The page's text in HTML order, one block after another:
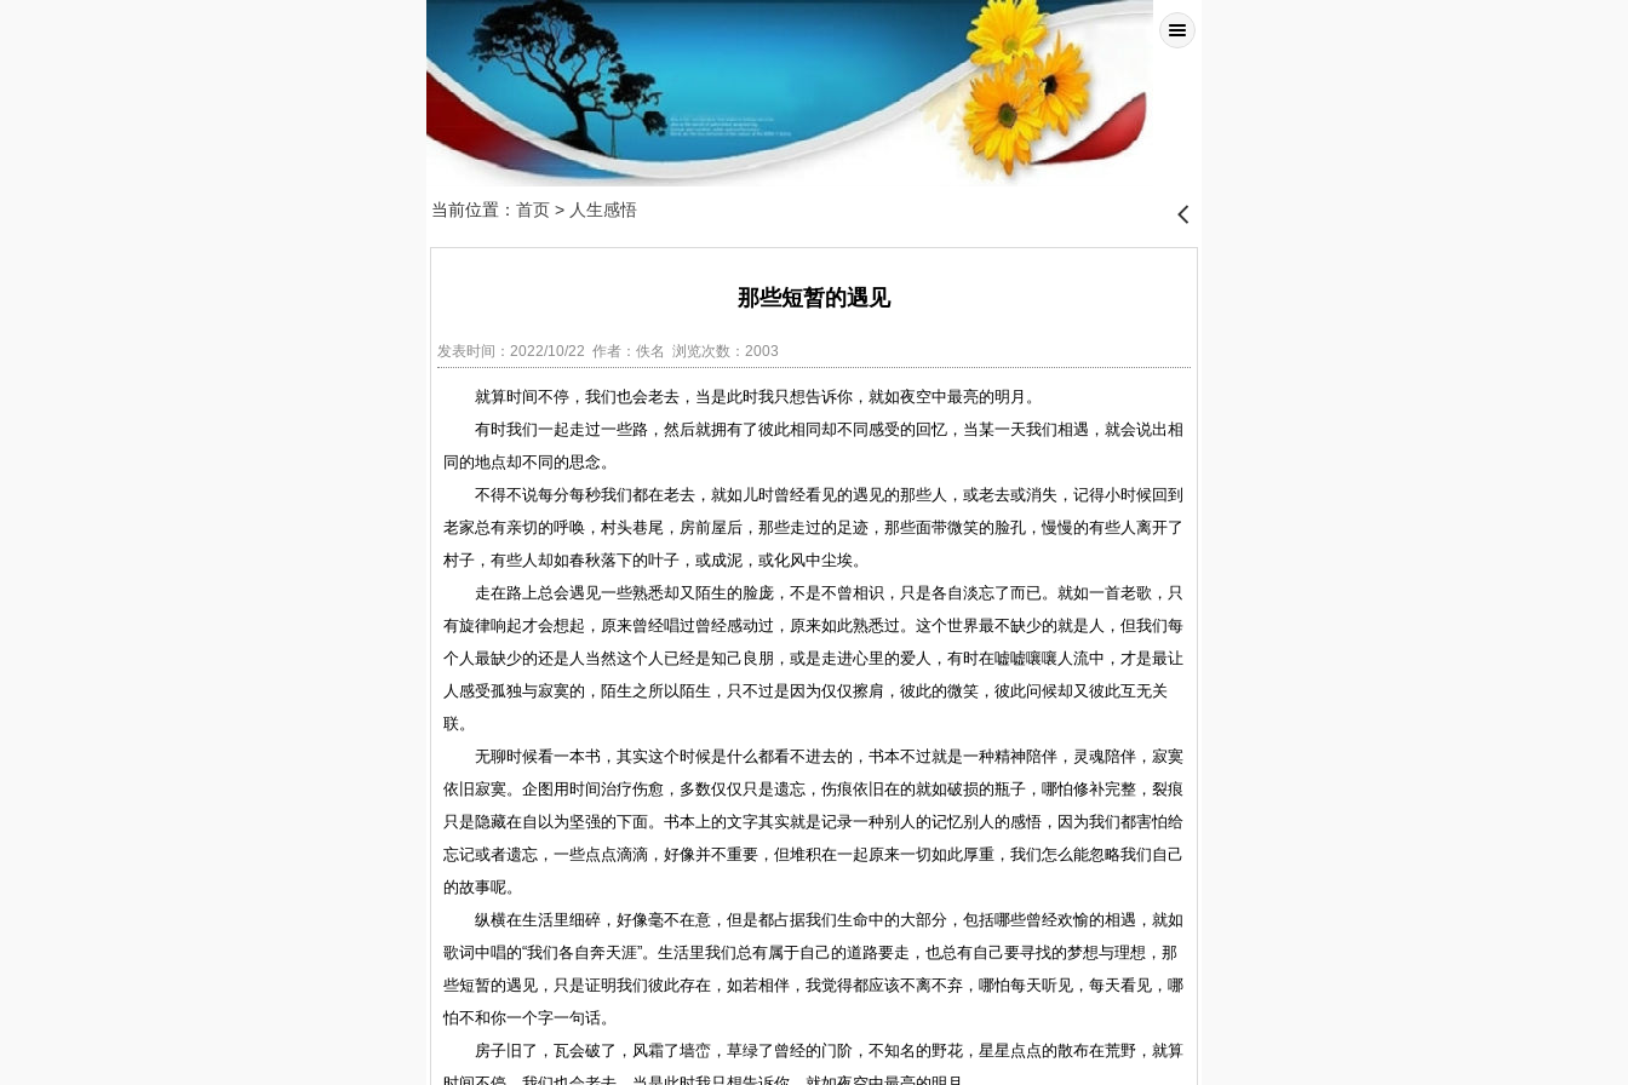
当前位置： 首页 > 人生感悟 󰊒
那些短暂的遇见
发表时间：2022/10/22 作者：佚名 浏览次数：2003
就算时间不停，我们也会老去，当是此时我只想告诉你，就如夜空中最亮的明月。
有时我们一起走过一些路，然后就拥有了彼此相同却不同感受的回忆，当某一天我们相遇，就会说出相
同的地点却不同的思念。
不得不说每分每秒我们都在老去，就如儿时曾经看见的遇见的那些人，或老去或消失，记得小时候回到
老家总有亲切的呼唤，村头巷尾，房前屋后，那些走过的足迹，那些面带微笑的脸孔，慢慢的有些人离开了
村子，有些人却如春秋落下的叶子，或成泥，或化风中尘埃。
走在路上总会遇见一些熟悉却又陌生的脸庞，不是不曾相识，只是各自淡忘了而已。就如一首老歌，只
有旋律响起才会想起，原来曾经唱过曾经感动过，原来如此熟悉过。这个世界最不缺少的就是人，但我们每
个人最缺少的还是人当然这个人已经是知己良朋，或是走进心里的爱人，有时在嘘嘘嚷嚷人流中，才是最让
人感受孤独与寂寞的，陌生之所以陌生，只不过是因为仅仅擦肩，彼此的微笑，彼此问候却又彼此互无关
联。
无聊时候看一本书，其实这个时候是什么都看不进去的，书本不过就是一种精神陪伴，灵魂陪伴，寂寞
依旧寂寞。企图用时间治疗伤愈，多数仅仅只是遗忘，伤痕依旧在的就如破损的瓶子，哪怕修补完整，裂痕
只是隐藏在自以为坚强的下面。书本上的文字其实就是记录一种别人的记忆别人的感悟，因为我们都害怕给
忘记或者遗忘，一些点点滴滴，好像并不重要，但堆积在一起原来一切如此厚重，我们怎么能忽略我们自己
的故事呢。
纵横在生活里细碎，好像毫不在意，但是都占据我们生命中的大部分，包括哪些曾经欢愉的相遇，就如
歌词中唱的“我们各自奔天涯”。生活里我们总有属于自己的道路要走，也总有自己要寻找的梦想与理想，那
些短暂的遇见，只是证明我们彼此存在，如若相伴，我觉得都应该不离不弃，哪怕每天听见，每天看见，哪
怕不和你一个字一句话。
房子旧了，瓦会破了，风霜了墙峦，草绿了曾经的门阶，不知名的野花，星星点点的散布在荒野，就算